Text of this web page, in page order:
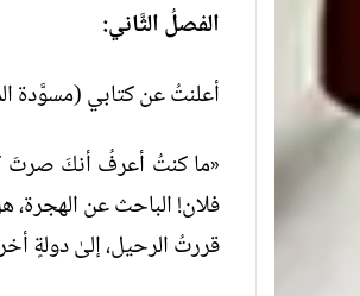
الفصلُ الثَّاني:
أعلنتُ عن كتابي (مسوَّدة
«ما كنتُ أعرفُ أنكَ صرتَ
فلان! الباحث عن الهجرة،
قررتُ الرحيل، إلىٰ دولةٍ